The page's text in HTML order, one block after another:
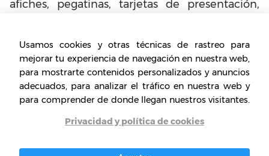
afiches, pegatinas, tarjetas de presentación,
que prestamos. También podemos poner
anuncios en periódicos y revistas locales, hacer
algunas cuñas radiales, y obviamente
promocionar nuestro servicio en internet a
través de los foros y blogs dedicados a la
Usamos cookies y otras técnicas de rastreo para
mejorar tu experiencia de navegación en nuestra web,
para mostrarte contenidos personalizados y anuncios
adecuados, para analizar el tráfico en nuestra web y
para comprender de donde llegan nuestros visitantes.
Privacidad y política de cookies